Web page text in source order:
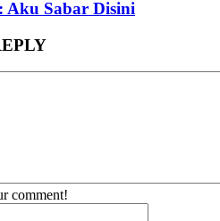
Aku Sabar Disini
comment!